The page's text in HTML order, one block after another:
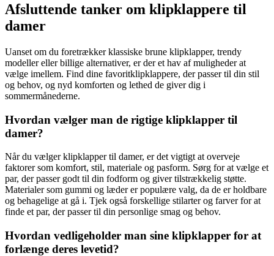
Afsluttende tanker om klipklappere til
damer
Uanset om du foretrækker klassiske brune klipklapper, trendy
modeller eller billige alternativer, er der et hav af muligheder at
vælge imellem. Find dine favoritklipklappere, der passer til din stil
og behov, og nyd komforten og lethed de giver dig i
sommermånederne.
Hvordan vælger man de rigtige klipklapper til
damer?
Når du vælger klipklapper til damer, er det vigtigt at overveje
faktorer som komfort, stil, materiale og pasform. Sørg for at vælge et
par, der passer godt til din fodform og giver tilstrækkelig støtte.
Materialer som gummi og læder er populære valg, da de er holdbare
og behagelige at gå i. Tjek også forskellige stilarter og farver for at
finde et par, der passer til din personlige smag og behov.
Hvordan vedligeholder man sine klipklapper for at
forlænge deres levetid?